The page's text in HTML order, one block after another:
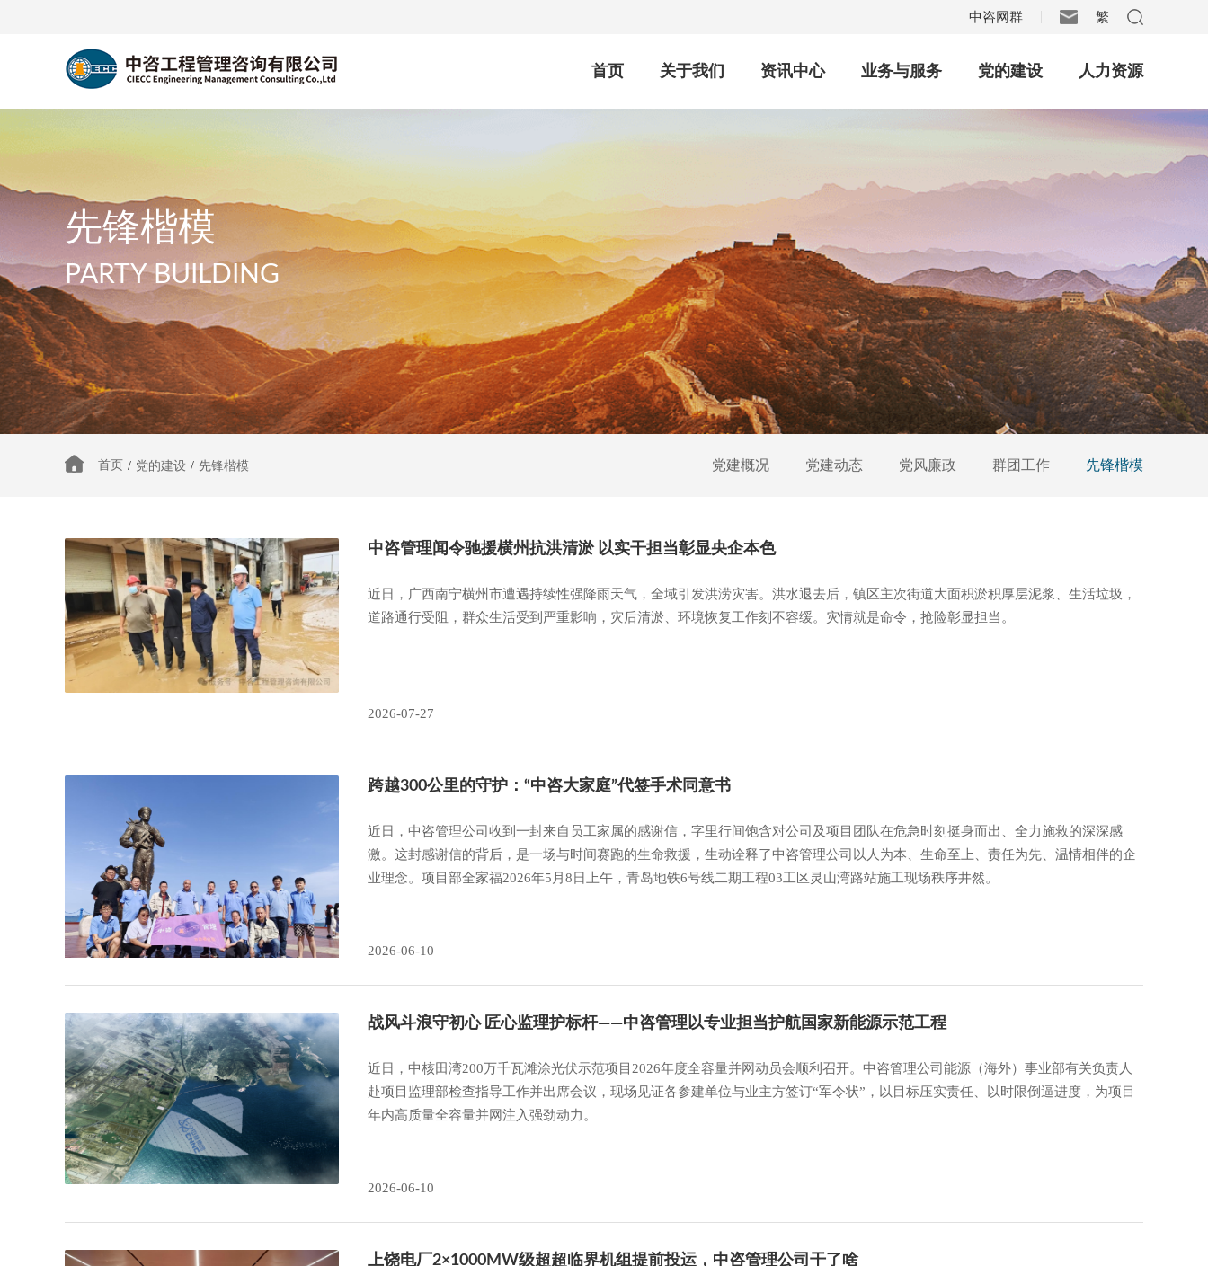
中咨网群 繁
首页 关于我们 资讯中心 业务与服务 党的建设 人力资源
先锋楷模
PARTY BUILDING
首页 / 党的建设 / 先锋楷模 党建概况 党建动态 党风廉政 群团工作 先锋楷模
中咨管理闻令驰援横州抗洪清淤 以实干担当彰显央企本色
近日，广西南宁横州市遭遇持续性强降雨天气，全域引发洪涝灾害。洪水退去后，镇区主次街道大面积淤积厚层泥浆、生活垃圾，
道路通行受阻，群众生活受到严重影响，灾后清淤、环境恢复工作刻不容缓。灾情就是命令，抢险彰显担当。
2026-07-27
跨越300公里的守护：“中咨大家庭”代签手术同意书
近日，中咨管理公司收到一封来自员工家属的感谢信，字里行间饱含对公司及项目团队在危急时刻挺身而出、全力施救的深深感
激。这封感谢信的背后，是一场与时间赛跑的生命救援，生动诠释了中咨管理公司以人为本、生命至上、责任为先、温情相伴的企
业理念。项目部全家福2026年5月8日上午，青岛地铁6号线二期工程03工区灵山湾路站施工现场秩序井然。
2026-06-10
战风斗浪守初心 匠心监理护标杆——中咨管理以专业担当护航国家新能源示范工程
近日，中核田湾200万千瓦滩涂光伏示范项目2026年度全容量并网动员会顺利召开。中咨管理公司能源（海外）事业部有关负责人
赴项目监理部检查指导工作并出席会议，现场见证各参建单位与业主方签订“军令状”，以目标压实责任、以时限倒逼进度，为项目
年内高质量全容量并网注入强劲动力。
2026-06-10
上饶电厂2×1000MW级超超临界机组提前投运，中咨管理公司干了啥